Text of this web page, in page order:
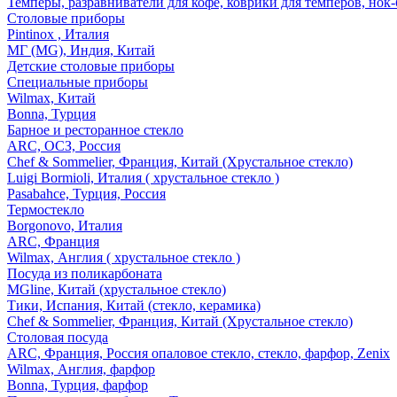
Столовые приборы
Pintinox , Италия
МГ (MG), Индия, Китай
Детские столовые приборы
Специальные приборы
Wilmax, Китай
Bonna, Турция
Барное и ресторанное стекло
ARC, ОСЗ, Россия
Chef & Sommelier, Франция, Китай (Хрустальное стекло)
Luigi Bormioli, Италия ( хрустальное стекло )
Pasabahce, Турция, Россия
Термостекло
Borgonovo, Италия
ARC, Франция
Wilmax, Англия ( хрустальное стекло )
Посуда из поликарбоната
MGline, Китай (хрустальное стекло)
Тики, Испания, Китай (стекло, керамика)
Chef & Sommelier, Франция, Китай (Хрустальное стекло)
Столовая посуда
ARC, Франция, Россия опаловое стекло, стекло, фарфор, Zenix
Wilmax, Англия, фарфор
Bonna, Турция, фарфор